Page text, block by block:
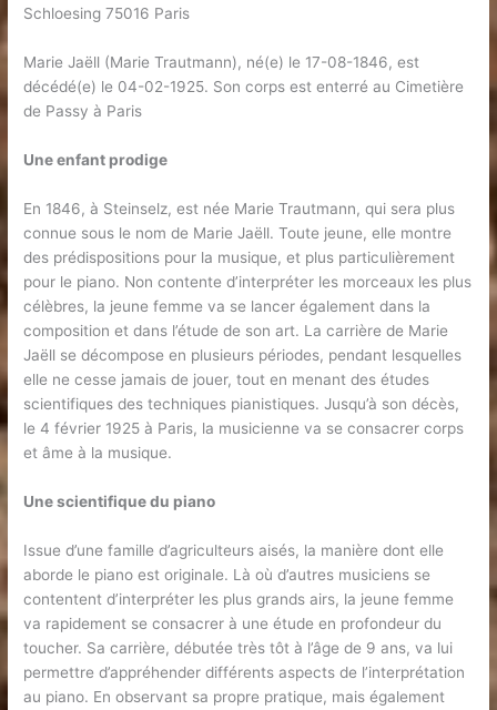
Schloesing 75016 Paris
Marie Jaëll (Marie Trautmann), né(e) le 17-08-1846, est
décédé(e) le 04-02-1925. Son corps est enterré au Cimetière
de Passy à Paris
Une enfant prodige
En 1846, à Steinselz, est née Marie Trautmann, qui sera plus
connue sous le nom de Marie Jaëll. Toute jeune, elle montre
des prédispositions pour la musique, et plus particulièrement
pour le piano. Non contente d’interpréter les morceaux les plus
célèbres, la jeune femme va se lancer également dans la
composition et dans l’étude de son art. La carrière de Marie
Jaëll se décompose en plusieurs périodes, pendant lesquelles
elle ne cesse jamais de jouer, tout en menant des études
scientifiques des techniques pianistiques. Jusqu’à son décès,
le 4 février 1925 à Paris, la musicienne va se consacrer corps
et âme à la musique.
Une scientifique du piano
Issue d’une famille d’agriculteurs aisés, la manière dont elle
aborde le piano est originale. Là où d’autres musiciens se
contentent d’interpréter les plus grands airs, la jeune femme
va rapidement se consacrer à une étude en profondeur du
toucher. Sa carrière, débutée très tôt à l’âge de 9 ans, va lui
permettre d’appréhender différents aspects de l’interprétation
au piano. En observant sa propre pratique, mais également